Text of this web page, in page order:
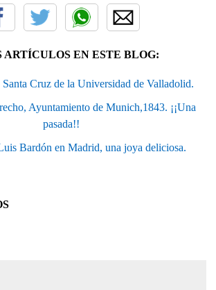
ARTÍCULOS EN ESTE BLOG:
Cruz de la Universidad de Valladolid.
Ayuntamiento de Munich,1843. ¡¡Una
pasada!!
Bardón en Madrid, una joya deliciosa.